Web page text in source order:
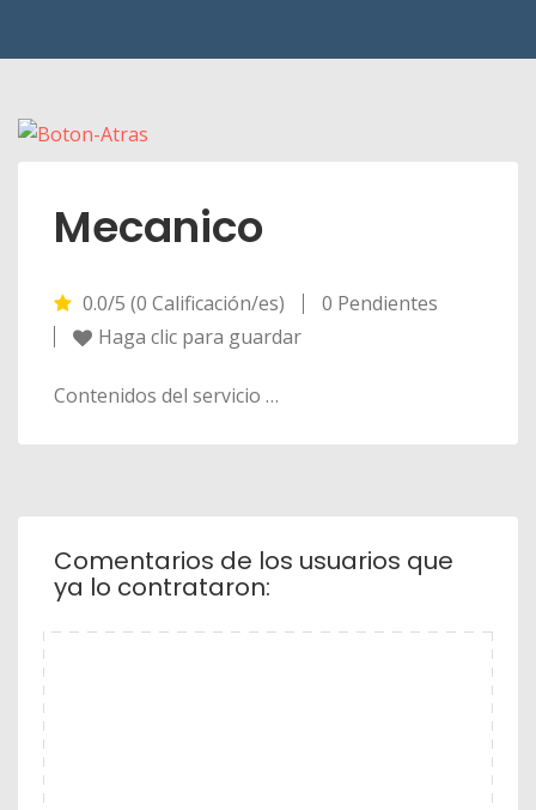
Mecanico
0.0/5 (0 Calificación/es)
0 Pendientes
Haga clic para guardar
Contenidos del servicio …
Comentarios de los usuarios que
ya lo contrataron: